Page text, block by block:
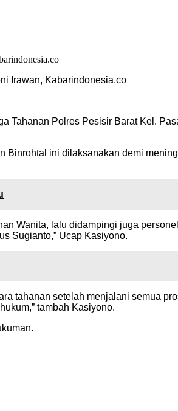
Irawan, Kabarindonesia.co
Tahanan Polres Pesisir Barat Kel.
Binrohtal ini dilaksanakan demi
Wanita, lalu didampingi juga
Sugianto,” Ucap Kasiyono.
tahanan setelah menjalani semua
tambah Kasiyono.